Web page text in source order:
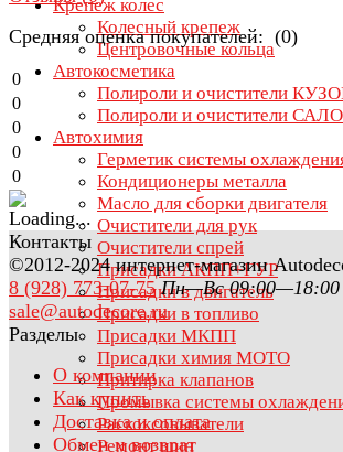
Крепеж колес
Колесный крепеж
Центровочные кольца
Автокосметика
Полироли и очистители
Полироли и очистители
Автохимия
Герметик системы
Кондиционеры металла
Масло для сборки двигателя
Очистители для рук
Очистители спрей
Присадки АКПП+ГУР
Присадки в двигатель
Присадки в топливо
Присадки МКПП
Присадки химия МОТО
Притирка клапанов
Промывка системы
Раскоксовыватели
Ремонт шин
Средняя оценка покупателей: (0)
0
0
0
0
0
Контакты
©2012-2024 интернет-магазин
8 (928) 773-07-75 Пн—Вс 09:00—18:00
sale@autodecore.ru
Разделы
О компании
Как купить
Доставка и оплата
Обмен и возврат